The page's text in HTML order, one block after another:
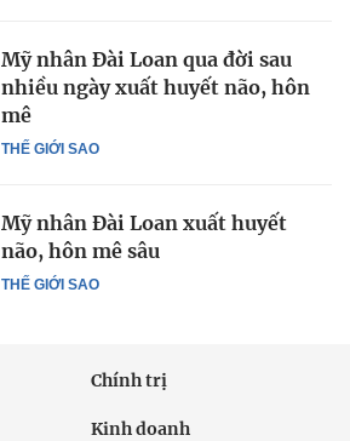
THẾ GIỚI SAO
Mỹ nhân Đài Loan qua đời sau
nhiều ngày xuất huyết não, hôn
mê
THẾ GIỚI SAO
Mỹ nhân Đài Loan xuất huyết
não, hôn mê sâu
Chính trị
Kinh doanh